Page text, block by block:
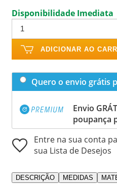
Disponibilidade Imediata
ADICIONAR AO
Quero o envio grátis
Envio
poupança
Entre na sua conta
sua Lista de Desejos
DESCRIÇÃO MEDIDAS